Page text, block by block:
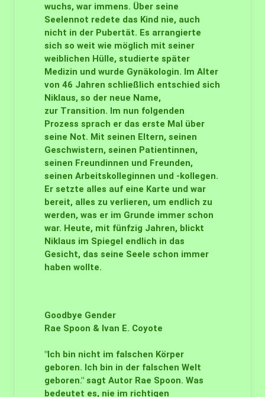
wuchs, war immens. Über seine
Seelennot redete das Kind nie, auch
nicht in der Pubertät. Es arrangierte
sich so weit wie möglich mit seiner
weiblichen Hülle, studierte später
Medizin und wurde Gynäkologin. Im Alter
von 46 Jahren schließlich entschied sich
Niklaus, so der neue Name,
zur Transition. Im nun folgenden
Prozess sprach er das erste Mal über
seine Not. Mit seinen Eltern, seinen
Geschwistern, seinen Patientinnen,
seinen Freundinnen und Freunden,
seinen Arbeitskolleginnen und -kollegen.
Er setzte alles auf eine Karte und war
bereit, alles zu verlieren, um endlich zu
werden, was er im Grunde immer schon
war. Heute, mit fünfzig Jahren, blickt
Niklaus im Spiegel endlich in das
Gesicht, das seine Seele schon immer
haben wollte.
Goodbye Gender
Rae Spoon & Ivan E. Coyote
"Ich bin nicht im falschen Körper
geboren. Ich bin in der falschen Welt
geboren." sagt Autor Rae Spoon. Was
bedeutet es, nie im richtigen